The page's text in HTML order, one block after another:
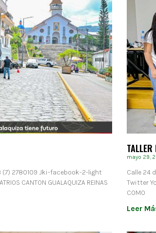
(7) 2780109 Jki-facebook-2-light
CANTON GUALAQUIZA REINAS
mayo 29,
Calle 24
Twitter
COMO
Leer